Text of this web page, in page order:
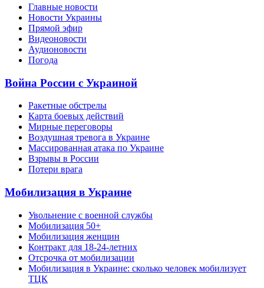
Главные новости
Новости Украины
Прямой эфир
Видеоновости
Аудионовости
Погода
Война России с Украиной
Ракетные обстрелы
Карта боевых действий
Мирные переговоры
Воздушная тревога в Украине
Массированная атака по Украине
Взрывы в России
Потери врага
Мобилизация в Украине
Увольнение с военной службы
Мобилизация 50+
Мобилизация женщин
Контракт для 18-24-летних
Отсрочка от мобилизации
Мобилизация в Украине: сколько человек мобилизует
ТЦК